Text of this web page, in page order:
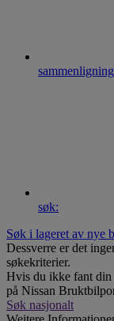
søk:
Søk i lageret av nye
Dessverre er det
søkekriterier.
Hvis du ikke fant din
på Nissan
Søk nasjonalt